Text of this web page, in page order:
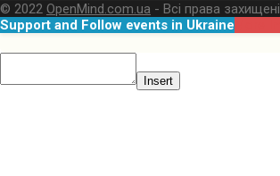
© 2022 OpenMind.com.ua - Всі права захищені
Support and Follow events in Ukraine
Insert